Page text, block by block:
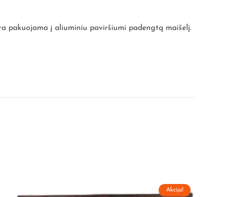
pakuojama į aliuminiu paviršiumi padengtą maišelį.
Akcija!